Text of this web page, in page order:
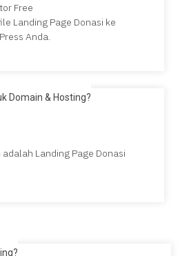
Free
Landing Page Donasi ke
Anda.
Domain & Hosting?
Landing Page Donasi